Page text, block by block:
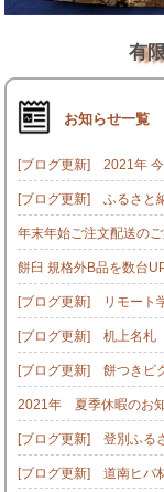
有
お知らせ一覧
[ブログ更新] 2021年
[ブログ更新] ふるさと
年末年始ご注文配送の
餅臼 規格外B品を数台
[ブログ更新] リモート
[ブログ更新] 机上名札
[ブログ更新] 餅つきピ
2021年 夏季休暇のお
[ブログ更新] 登別ふる
[ブログ更新] 道南ヒバ